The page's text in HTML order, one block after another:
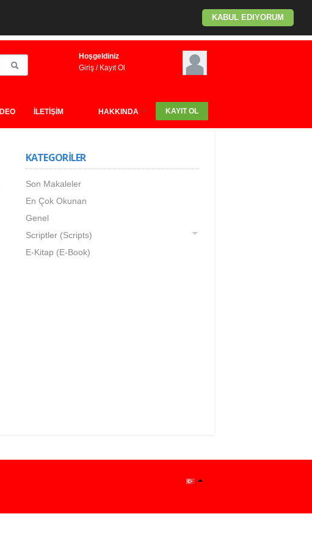
KABUL EDIYORUM
Hoşgeldiniz
Giriş/ Kayıt Ol
İLETİŞİM HAKKINDA KAYIT OL
KATEGORİLER
Son Makaleler
En Çok Okunan
Genel
Scriptler (Scripts)
E-Kitap (E-Book)